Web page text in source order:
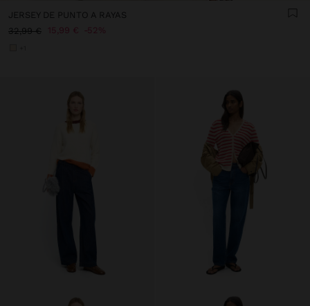
JERSEY DE PUNTO A RAYAS
32,99 €
15,99 € 52%